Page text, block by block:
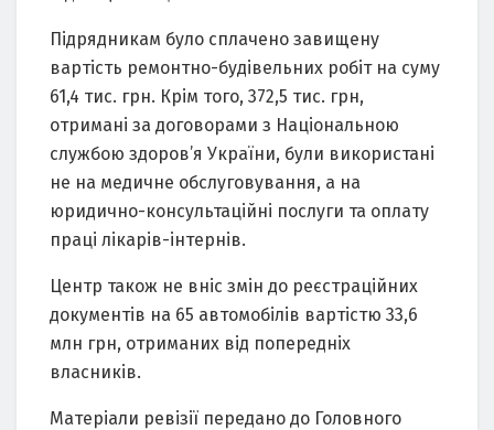
Підрядникам було сплачено завищену
вартість ремонтно-будівельних робіт на суму
61,4 тис. грн. Крім того, 372,5 тис. грн,
отримані за договорами з Національною
службою здоров’я України, були використані
не на медичне обслуговування, а на
юридично-консультаційні послуги та оплату
праці лікарів-інтернів.
Центр також не вніс змін до реєстраційних
документів на 65 автомобілів вартістю 33,6
млн грн, отриманих від попередніх
власників.
Матеріали ревізії передано до Головного